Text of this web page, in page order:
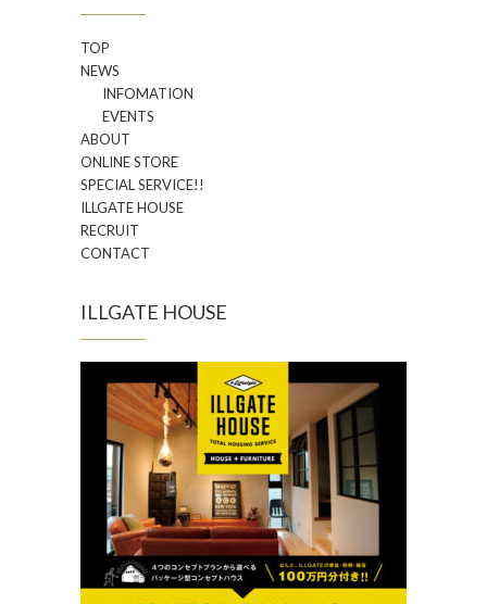
TOP
NEWS
INFOMATION
EVENTS
ABOUT
ONLINE STORE
SPECIAL SERVICE!!
ILLGATE HOUSE
RECRUIT
CONTACT
ILLGATE HOUSE